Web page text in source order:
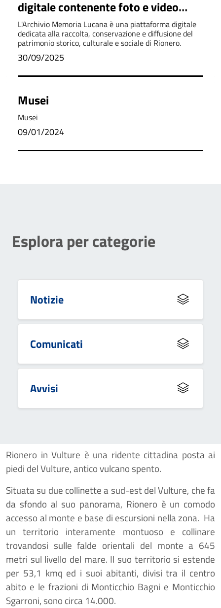
digitale contenente foto e video
sulla storia di Rionero
L'Archivio Memoria Lucana è una piattaforma digitale
dedicata alla raccolta, conservazione e diffusione del
patrimonio storico, culturale e sociale di Rionero.
30/09/2025
Musei
Musei
09/01/2024
Esplora per categorie
Notizie
Comunicati
Avvisi
Rionero in Vulture è una ridente cittadina posta ai
piedi del Vulture, antico vulcano spento.
Situata su due collinette a sud-est del Vulture, che fa
da sfondo al suo panorama, Rionero è un comodo
accesso al monte e base di escursioni nella zona. Ha
un territorio interamente montuoso e collinare
trovandosi sulle falde orientali del monte a 645
metri sul livello del mare. Il suo territorio si estende
per 53,1 kmq ed i suoi abitanti, divisi tra il centro
abito e le frazioni di Monticchio Bagni e Monticchio
Sgarroni, sono circa 14.000.